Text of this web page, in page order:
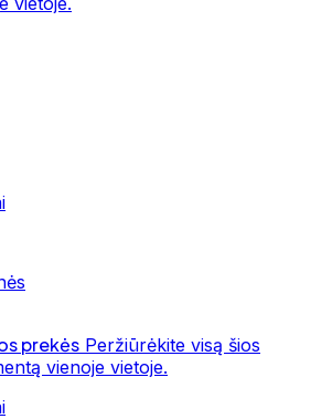
prekės Peržiūrėkite visą šios
vienoje vietoje.